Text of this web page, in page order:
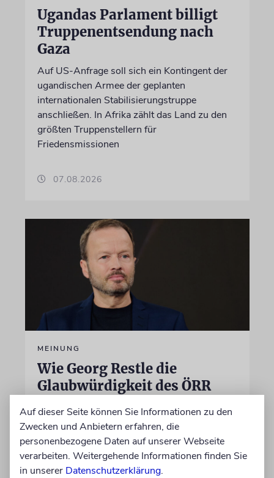
Ugandas Parlament billigt
Truppenentsendung nach
Gaza
Auf US-Anfrage soll sich ein Kontingent der
ugandischen Armee der geplanten
internationalen Stabilisierungstruppe
anschließen. In Afrika zählt das Land zu den
größten Truppenstellern für
Friedensmissionen
07.08.2026
MEINUNG
Wie Georg Restle die
Glaubwürdigkeit des ÖRR
Nach dem X-Post des Journalisten hat sich
Felix Schotland, Vorstand der Synagogen-
Gemeinde Köln, an WDR-
Programmdirektorin Andrea Schafarczyk
Auf dieser Seite können Sie Informationen zu den
Zwecken und Anbietern erfahren, die
personenbezogene Daten auf unserer Webseite
verarbeiten. Weitergehende Informationen finden Sie
in unserer Datenschutzerklärung.